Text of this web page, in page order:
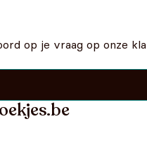
op je vraag op onze